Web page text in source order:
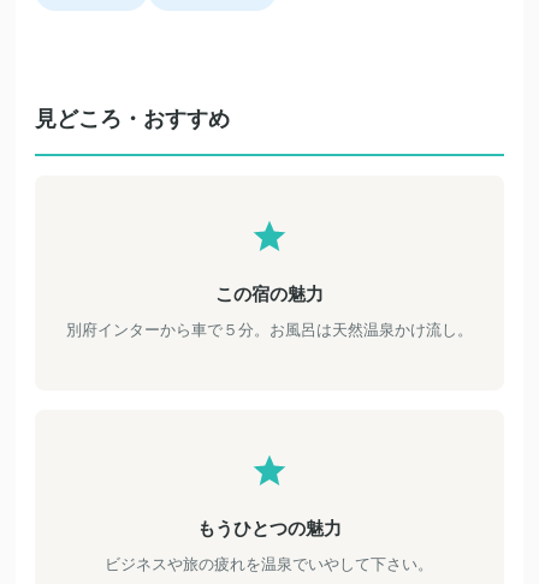
見どころ・おすすめ
この宿の魅力
別府インターから車で５分。お風呂は天然温泉かけ流し。
もうひとつの魅力
ビジネスや旅の疲れを温泉でいやして下さい。